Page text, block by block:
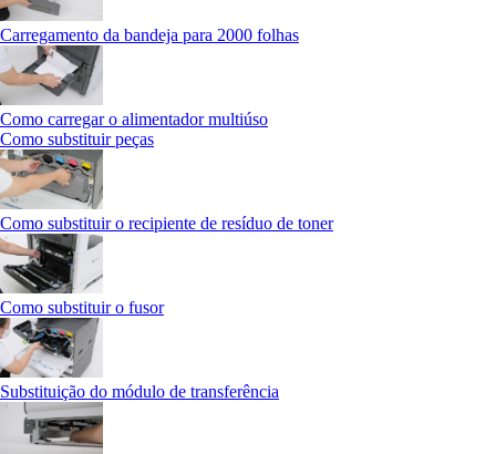
Carregamento da bandeja para 2000 folhas
Como carregar o alimentador multiúso
Como substituir peças
Como substituir o recipiente de resíduo de toner
Como substituir o fusor
Substituição do módulo de transferência